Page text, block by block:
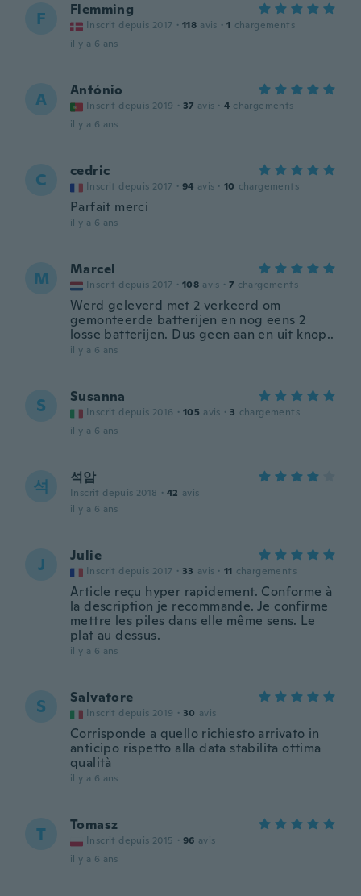
F Flemming
Inscrit depuis 2017 · 118 avis · 1 chargements
il y a 6 ans
A António
Inscrit depuis 2019 · 37 avis · 4 chargements
il y a 6 ans
C cedric
Inscrit depuis 2017 · 94 avis · 10 chargements
Parfait merci
il y a 6 ans
M Marcel
Inscrit depuis 2017 · 108 avis · 7 chargements
Werd geleverd met 2 verkeerd om
gemonteerde batterijen en nog eens 2
losse batterijen. Dus geen aan en uit knop..
il y a 6 ans
S Susanna
Inscrit depuis 2016 · 105 avis · 3 chargements
il y a 6 ans
석 석암
Inscrit depuis 2018 · 42 avis
il y a 6 ans
J Julie
Inscrit depuis 2017 · 33 avis · 11 chargements
Article reçu hyper rapidement. Conforme à
la description je recommande. Je confirme
mettre les piles dans elle même sens. Le
plat au dessus.
il y a 6 ans
S Salvatore
Inscrit depuis 2019 · 30 avis
Corrisponde a quello richiesto arrivato in
anticipo rispetto alla data stabilita ottima
qualità
il y a 6 ans
T Tomasz
Inscrit depuis 2015 · 96 avis
il y a 6 ans